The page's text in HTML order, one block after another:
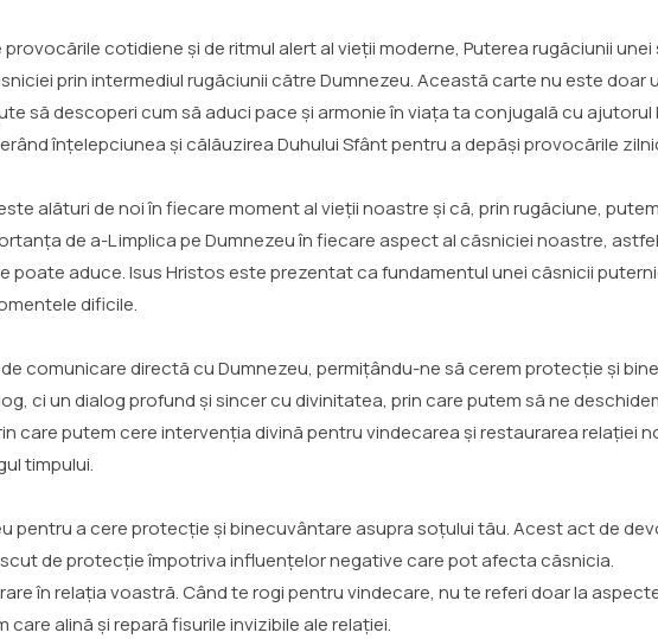
cotidiene și de ritmul alert al vieții moderne, Puterea rugăciunii
prin intermediul rugăciunii către Dumnezeu. Această carte nu este doar
să descoperi cum să aduci pace și armonie în viața ta conjugală cu ajutorul
înțelepciunea și călăuzirea Duhului Sfânt pentru a depăși provocările
alături de noi în fiecare moment al vieții noastre și că, prin rugăciune,
de a-L implica pe Dumnezeu în fiecare aspect al căsniciei noastre,
poate aduce. Isus Hristos este prezentat ca fundamentul unei căsnicii
dificile.
comunicare directă cu Dumnezeu, permițându-ne să cerem protecție și
ci un dialog profund și sincer cu divinitatea, prin care putem să ne
care putem cere intervenția divină pentru vindecarea și restaurarea relației
timpului.
pentru a cere protecție și binecuvântare asupra soțului tău. Acest act de
de protecție împotriva influențelor negative care pot afecta căsnicia.
în relația voastră. Când te rogi pentru vindecare, nu te referi doar la
alină și repară fisurile invizibile ale relației.